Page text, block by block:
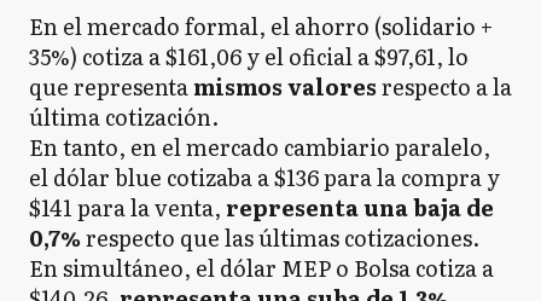
En el mercado formal, el ahorro (solidario +
35%) cotiza a $161,06 y el oficial a $97,61, lo
que representamismos valoresrespecto a la
última cotización.
En tanto, en el mercado cambiario paralelo,
el dólar blue cotizaba a $136 para la compra y
$141 para la venta, representa una baja de
0,7%respecto quelas últimas cotizaciones.
En simultáneo, el dólar MEP o Bolsa cotiza a